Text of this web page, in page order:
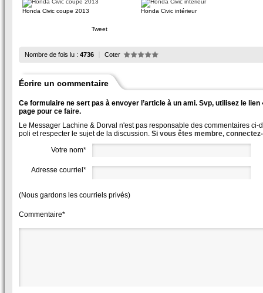
Honda Civic coupe 2013 Honda Civic intérieur
Tweet
Nombre de fois lu : 4736 Coter
Écrire un commentaire
Ce formulaire ne sert pas à envoyer l’article à un ami. Svp, utilisez le
page pour ce faire.
Le Messager Lachine & Dorval n'est pas responsable des commentaires ci-
poli et respecter le sujet de la discussion. Si vous êtes membre,
Votre nom*
Adresse courriel*
(Nous gardons les courriels privés)
Commentaire*